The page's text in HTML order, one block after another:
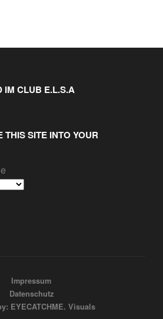
IM CLUB E.L.S.A
THIS SITE INTO YOUR
Impressum
Datenschutz
EYECATCHME. Visuals